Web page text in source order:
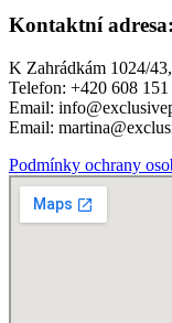
Kontaktní adresa:
K Zahrádkám 1024/
Telefon: +420 608
Email:
Email:
Podmínky ochrany